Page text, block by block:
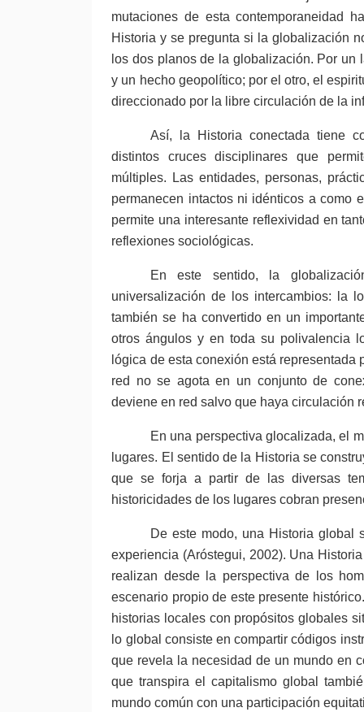
mutaciones de esta contemporaneidad
Historia y se pregunta si la globalización
los dos planos de la globalización. Por
y un hecho geopolítico; por el otro, el
direccionado por la libre circulación de la
Así, la Historia conectada tiene
distintos cruces disciplinares que
múltiples. Las entidades, personas,
permanecen intactos ni idénticos a como
permite una interesante reflexividad en
reflexiones sociológicas.
En este sentido, la
universalización de los intercambios: la
también se ha convertido en un
otros ángulos y en toda su polivalencia
lógica de esta conexión está
red no se agota en un conjunto de
deviene en red salvo que haya circulación
En una perspectiva glocalizada, el
lugares. El sentido de la Historia se
que se forja a partir de las diversas
historicidades de los lugares cobran
De este modo, una Historia global
experiencia (Aróstegui, 2002). Una
realizan desde la perspectiva de los
escenario propio de este presente
historias locales con propósitos globales
lo global consiste en compartir códigos
que revela la necesidad de un mundo en
que transpira el capitalismo global
mundo común con una participación